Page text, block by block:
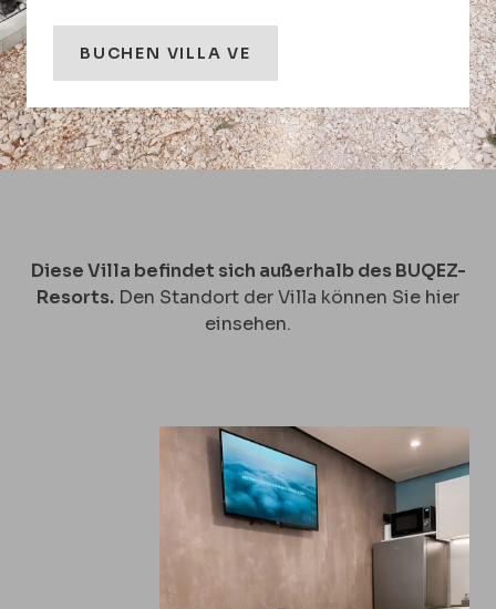
Diese Villa befindet sich außerhalb des BUQEZ-
Resorts. Den Standort der Villa können Sie hier
einsehen.